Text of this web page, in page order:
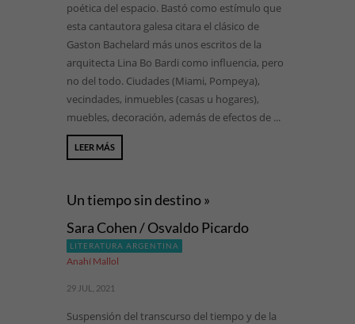
poética del espacio. Bastó como estímulo que
esta cantautora galesa citara el clásico de
Gaston Bachelard más unos escritos de la
arquitecta Lina Bo Bardi como influencia, pero
no del todo. Ciudades (Miami, Pompeya),
vecindades, inmuebles (casas u hogares),
muebles, decoración, además de efectos de ...
LEER MÁS
Un tiempo sin destino »
Sara Cohen / Osvaldo Picardo
LITERATURA ARGENTINA
Anahí Mallol
29 JUL, 2021
Suspensión del transcurso del tiempo y de la